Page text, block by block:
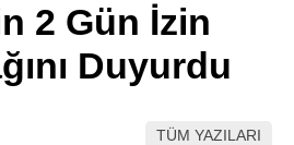
2 Gün İzin
Duyurdu
TÜM YAZILARI